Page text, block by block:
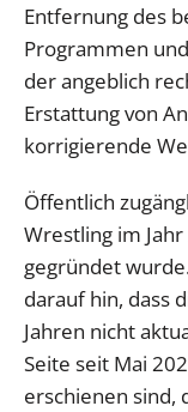
Entfernung des
Programmen
der angeblich
Erstattung von
korrigierende
Öffentlich
Wrestling im
gegründet
darauf hin, dass
Jahren nicht
Seite seit Mai
erschienen sind,